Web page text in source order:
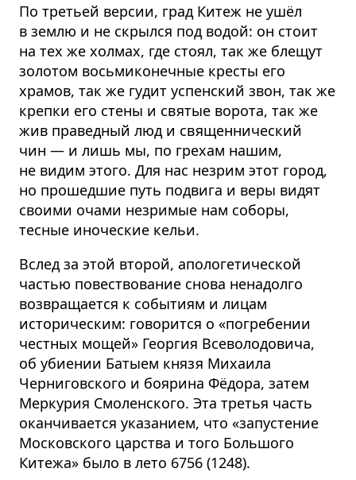
По третьей версии, град Китеж не ушёл
в землю и не скрылся под водой: он стоит
на тех же холмах, где стоял, так же блещут
золотом восьмиконечные кресты его
храмов, так же гудит успенский звон, так же
крепки его стены и святые ворота, так же
жив праведный люд и священнический
чин — и лишь мы, по грехам нашим,
не видим этого. Для нас незрим этот город,
но прошедшие путь подвига и веры видят
своими очами незримые нам соборы,
тесные иноческие кельи.
Вслед за этой второй, апологетической
частью повествование снова ненадолго
возвращается к событиям и лицам
историческим: говорится о «погребении
честных мощей» Георгия Всеволодовича,
об убиении Батыем князя Михаила
Черниговского и боярина Фёдора, затем
Меркурия Смоленского. Эта третья часть
оканчивается указанием, что «запустение
Московского царства и того Большого
Китежа» было в лето 6756 (1248).